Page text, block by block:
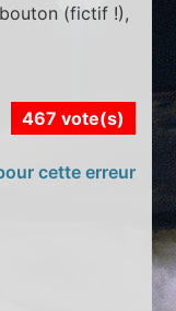
(fictif !),
467 vote(s)
cette erreur